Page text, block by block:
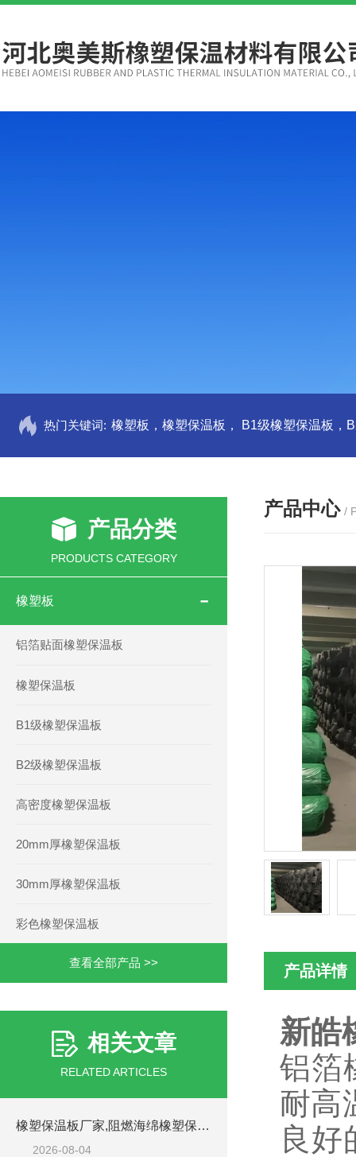
热门关键词:
产品分类
PRODUCTS CATEGORY
橡塑板
铝箔贴面橡塑保温板
橡塑保温板
B1级橡塑保温板
B2级橡塑保温板
高密度橡塑保温板
20mm厚橡塑保温板
30mm厚橡塑保温板
彩色橡塑保温板
查看全部产品 >>
相关文章
RELATED ARTICLES
橡塑保温板厂家,阻燃海绵橡塑保温板厂家出售
2026-08-04
产品中心 /
产品详情
新皓
铝箔
耐高
良好